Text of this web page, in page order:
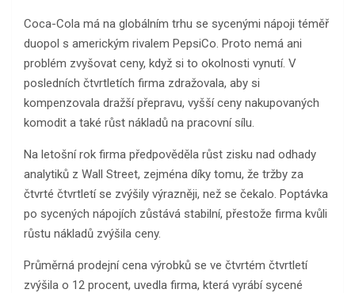
Coca-Cola má na globálním trhu se sycenými nápoji téměř
duopol s americkým rivalem PepsiCo. Proto nemá ani
problém zvyšovat ceny, když si to okolnosti vynutí. V
posledních čtvrtletích firma zdražovala, aby si
kompenzovala dražší přepravu, vyšší ceny nakupovaných
komodit a také růst nákladů na pracovní sílu.
Na letošní rok firma předpověděla růst zisku nad odhady
analytiků z Wall Street, zejména díky tomu, že tržby za
čtvrté čtvrtletí se zvýšily výrazněji, než se čekalo. Poptávka
po sycených nápojích zůstává stabilní, přestože firma kvůli
růstu nákladů zvýšila ceny.
Průměrná prodejní cena výrobků se ve čtvrtém čtvrtletí
zvýšila o 12 procent, uvedla firma, která vyrábí sycené